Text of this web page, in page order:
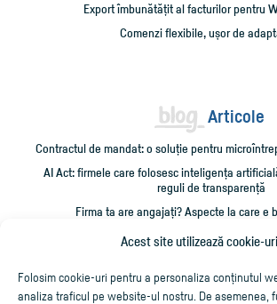
Acest site utilizează cookie-uri
Folosim cookie-uri pentru a personaliza conținutul
analiza traficul pe website-ul nostru. De asemenea,
Export îmbunătățit al facturilor pentru
Comenzi flexibile, ușor de
Articole
Contractul de mandat: o soluție pentru
AI Act: firmele care folosesc inteligența
reguli de transparență
Firma ta are angajați? Aspecte la care e
Administrarea unei firme mici: 10 verificări care